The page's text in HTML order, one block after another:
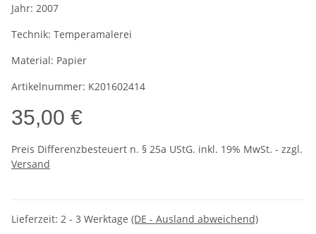
Jahr: 2007
Technik: Temperamalerei
Material: Papier
Artikelnummer: K201602414
35,00 €
Preis Differenzbesteuert n. § 25a UStG. inkl. 19% MwSt. - zzgl.
Versand
Lieferzeit: 2 - 3 Werktage (DE - Ausland abweichend)